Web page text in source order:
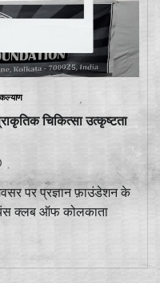
चिकित्सा उत्कृष्टता
पर प्रज्ञान फ़ाउंडेशन के
क्लब ऑफ कोलकाता